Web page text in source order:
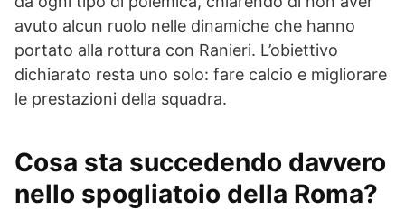
avuto alcun ruolo nelle dinamiche che hanno
portato alla rottura con Ranieri. L’obiettivo
dichiarato resta uno solo: fare calcio e migliorare
le prestazioni della squadra.
Cosa sta succedendo davvero
nello spogliatoio della Roma?